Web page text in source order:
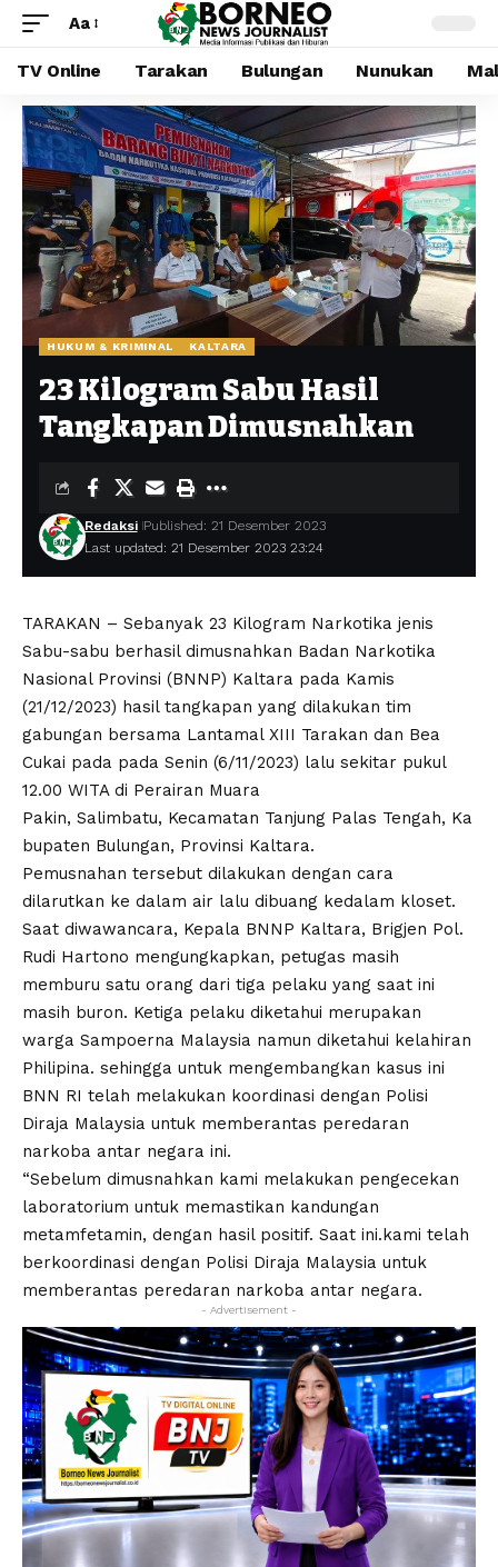
Aa
TV Online Tarakan Bulungan Nunukan
HUKUM & KRIMINAL KALTARA
23 Kilogram Sabu Hasil
Tangkapan Dimusnahkan
Last updated: 21 Desember 2023 23:24
Redaksi Published: 21 Desember 2023
TARAKAN – Sebanyak 23 Kilogram Narkotika jenis
Sabu-sabu berhasil dimusnahkan Badan Narkotika
Nasional Provinsi (BNNP) Kaltara pada Kamis
(21/12/2023) hasil tangkapan yang dilakukan tim
gabungan bersama Lantamal XIII Tarakan dan Bea
Cukai pada pada Senin (6/11/2023) lalu sekitar pukul
12.00 WITA di Perairan Muara
Pakin, Salimbatu, Kecamatan Tanjung Palas Tengah, Ka
bupaten Bulungan, Provinsi Kaltara.
Pemusnahan tersebut dilakukan dengan cara
dilarutkan ke dalam air lalu dibuang kedalam kloset.
Saat diwawancara, Kepala BNNP Kaltara, Brigjen Pol.
Rudi Hartono mengungkapkan, petugas masih
memburu satu orang dari tiga pelaku yang saat ini
masih buron. Ketiga pelaku diketahui merupakan
warga Sampoerna Malaysia namun diketahui kelahiran
Philipina. sehingga untuk mengembangkan kasus ini
BNN RI telah melakukan koordinasi dengan Polisi
Diraja Malaysia untuk memberantas peredaran
narkoba antar negara ini.
“Sebelum dimusnahkan kami melakukan pengecekan
laboratorium untuk memastikan kandungan
metamfetamin, dengan hasil positif. Saat ini.kami telah
berkoordinasi dengan Polisi Diraja Malaysia untuk
memberantas peredaran narkoba antar negara.
- Advertisement -